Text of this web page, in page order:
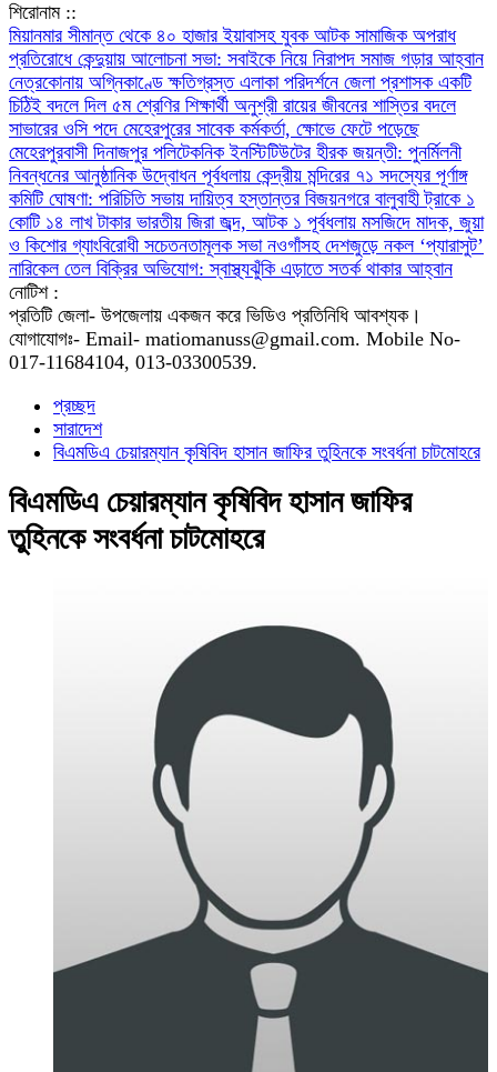
শিরোনাম ::
মিয়ানমার সীমান্ত থেকে ৪০ হাজার ইয়াবাসহ যুবক আটক সামাজিক অপরাধ
প্রতিরোধে কেন্দুয়ায় আলোচনা সভা: সবাইকে নিয়ে নিরাপদ সমাজ গড়ার আহ্বান
নেত্রকোনায় অগ্নিকাণ্ডে ক্ষতিগ্রস্ত এলাকা পরিদর্শনে জেলা প্রশাসক একটি
চিঠিই বদলে দিল ৫ম শ্রেণির শিক্ষার্থী অনুশ্রী রায়ের জীবনের শাস্তির বদলে
সাভারের ওসি পদে মেহেরপুরের সাবেক কর্মকর্তা, ক্ষোভে ফেটে পড়েছে
মেহেরপুরবাসী দিনাজপুর পলিটেকনিক ইনস্টিটিউটের হীরক জয়ন্তী: পুনর্মিলনী
নিবন্ধনের আনুষ্ঠানিক উদ্বোধন পূর্বধলায় কেন্দ্রীয় মন্দিরের ৭১ সদস্যের পূর্ণাঙ্গ
কমিটি ঘোষণা: পরিচিতি সভায় দায়িত্ব হস্তান্তর বিজয়নগরে বালুবাহী ট্রাকে ১
কোটি ১৪ লাখ টাকার ভারতীয় জিরা জব্দ, আটক ১ পূর্বধলায় মসজিদে মাদক, জুয়া
ও কিশোর গ্যাংবিরোধী সচেতনতামূলক সভা নওগাঁসহ দেশজুড়ে নকল ‘প্যারাসুট’
নারিকেল তেল বিক্রির অভিযোগ: স্বাস্থ্যঝুঁকি এড়াতে সতর্ক থাকার আহ্বান
নোটিশ :
প্রতিটি জেলা- উপজেলায় একজন করে ভিডিও প্রতিনিধি আবশ্যক।
যোগাযোগঃ- Email- matiomanuss@gmail.com. Mobile No-
017-11684104, 013-03300539.
প্রচ্ছদ
সারাদেশ
বিএমডিএ চেয়ারম্যান কৃষিবিদ হাসান জাফির তুহিনকে সংবর্ধনা চাটমোহরে
বিএমডিএ চেয়ারম্যান কৃষিবিদ হাসান জাফির
তুহিনকে সংবর্ধনা চাটমোহরে